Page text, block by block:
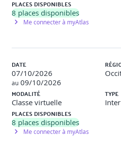
monitoring.
Simulation d'attaques et
blockchain test pour pratiquer la
Jour 3
Matinée : Audit et Conformité
Audits de sécurité pour les
(1h30)
PLACES DISPONIBLES
8 places disponibles
Me connecter à myAtlas
DATE
07/10/2026
au 09/10/2026
MODALITÉ
Classe virtuelle
TYPE
Inter
PLACES DISPONIBLES
8 places disponibles
Me connecter à myAtlas